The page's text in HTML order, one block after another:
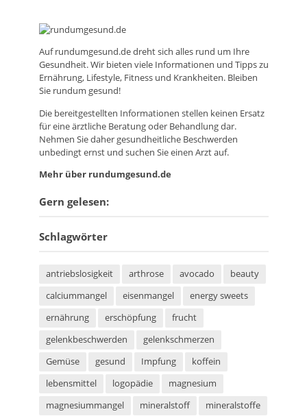
Aufrundumgesund.dedreht sich alles rund um Ihre
Gesundheit. Wir bieten viele Informationen und Tipps zu
Ernährung, Lifestyle, Fitness und Krankheiten. Bleiben
Sie rundum gesund!
Die bereitgestellten Informationen stellen keinen Ersatz
für eine ärztliche Beratung oder Behandlung dar.
Nehmen Sie daher gesundheitliche Beschwerden
unbedingt ernst und suchen Sie einen Arzt auf.
Mehr über rundumgesund.de
Gern gelesen:
Schlagwörter
antriebslosigkeit arthrose avocado
beauty
calciummangel
eisenmangel
energy sweets
ernährung
erschöpfung
frucht
gelenkbeschwerden
gelenkschmerzen
Gemüse
gesund Impfung
koffein
lebensmittel
logopädie
magnesium
magnesiummangel
mineralstoff mineralstoffe